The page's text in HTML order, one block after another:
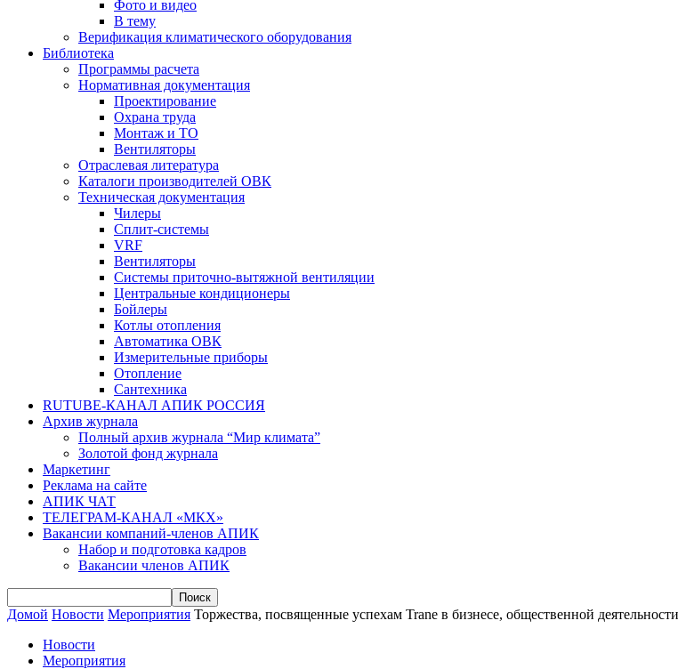
Фото и видео
В тему
Верификация климатического оборудования
Библиотека
Программы расчета
Нормативная документация
Проектирование
Охрана труда
Монтаж и ТО
Вентиляторы
Отраслевая литература
Каталоги производителей ОВК
Техническая документация
Чилеры
Сплит-системы
VRF
Вентиляторы
Системы приточно-вытяжной вентиляции
Центральные кондиционеры
Бойлеры
Котлы отопления
Автоматика ОВК
Измерительные приборы
Отопление
Сантехника
RUTUBE-КАНАЛ АПИК РОССИЯ
Архив журнала
Полный архив журнала “Мир климата”
Золотой фонд журнала
Маркетинг
Реклама на сайте
АПИК ЧАТ
ТЕЛЕГРАМ-КАНАЛ «МКХ»
Вакансии компаний-членов АПИК
Набор и подготовка кадров
Вакансии членов АПИК
Домой Новости Мероприятия Торжества, посвященные успехам Trane в бизнесе, общественной
Новости
Мероприятия